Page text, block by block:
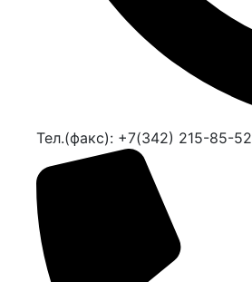
Тел.(факс): +7(342) 215-85-52